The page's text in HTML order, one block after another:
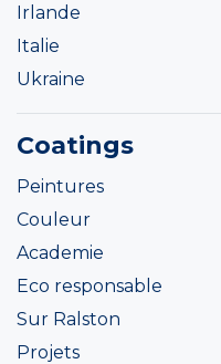
Irlande
Italie
Ukraine
Coatings
Peintures
Couleur
Academie
Eco responsable
Sur Ralston
Projets